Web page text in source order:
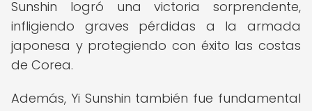
Sunshin logró una victoria sorprendente,
infligiendo graves pérdidas a la armada
japonesa y protegiendo con éxito las costas
de Corea.
Además, Yi Sunshin también fue fundamental